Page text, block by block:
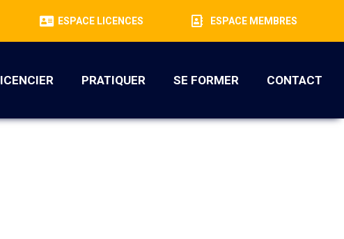
ESPACE LICENCES ESPACE MEMBRES
PRATIQUER SE FORMER CONTACT